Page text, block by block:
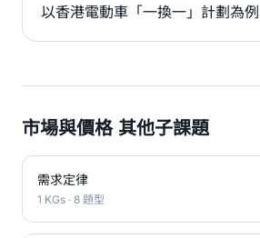
以香港電動車「一換一」計劃為
市場與價格 其他子課題
需求定律
1 KGs · 8 題型